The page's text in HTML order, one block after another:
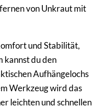
von Unkraut mit
und Stabilität,
kannst du den
Aufhängelochs
Werkzeug wird das
leichten und schnellen